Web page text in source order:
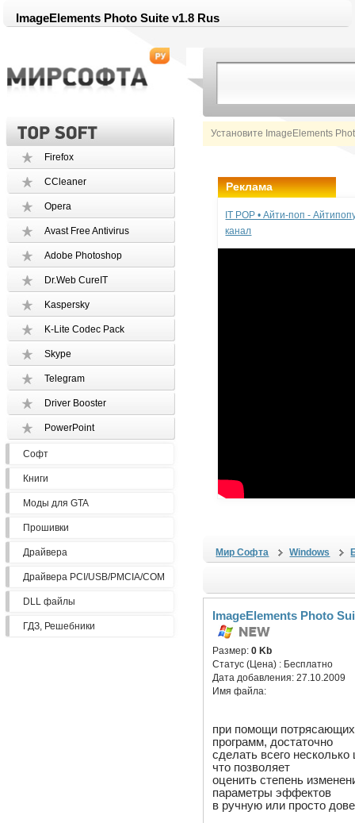
ImageElements Photo Suite v1.8 Rus
Установите ImageElements
Firefox
CCleaner
Opera
Avast Free Antivirus
Adobe Photoshop
Dr.Web CureIT
Kaspersky
K-Lite Codec Pack
Skype
Telegram
Driver Booster
PowerPoint
Софт
Книги
Моды для GTA
Прошивки
Драйвера
Драйвера PCI/USB/PMCIA/COM
DLL файлы
ГДЗ, Решебники
Реклама
IT POP • Айти-поп -
канал
Мир Софта Windows
ImageElements Photo
Размер:0 Kb
Статус (Цена) : Бесплатно
Дата добавления:27.10.2009
Имя файла:
при помощи
программ, достаточно
сделать всего
что позволяет
оценить степень
параметры эффектов
в ручную или просто